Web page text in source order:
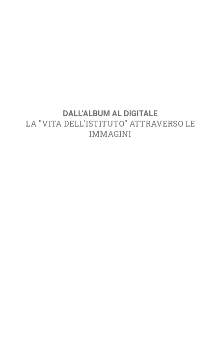
DALL'ALBUM AL DIGITALE
LA "VITA DELL'ISTITUTO" ATTRAVERSO LE
IMMAGINI